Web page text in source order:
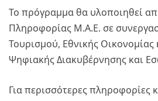
Το πρόγραμμα θα υλοποιηθεί
Πληροφορίας Μ.Α.Ε. σε
Τουρισμού, Εθνικής Οικονομίας
Ψηφιακής Διακυβέρνησης και
Για περισσότερες πληροφορίες